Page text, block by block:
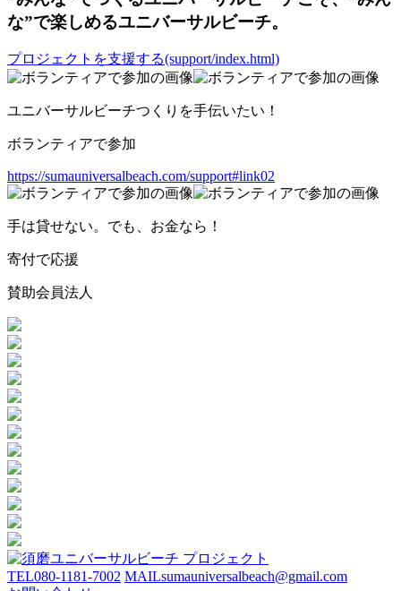
な”で楽しめるユニバーサルビーチ。
プロジェクトを支援する(support/index.html)
ユニバーサルビーチつくりを手伝いたい！
ボランティアで参加
https://sumauniversalbeach.com/support#link02
手は貸せない。でも、お金なら！
寄付で応援
賛助会員法人
TEL080-1181-7002 MAILsumauniversalbeach@gmail.com